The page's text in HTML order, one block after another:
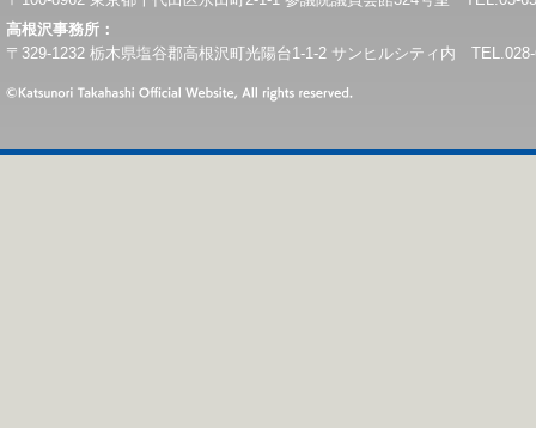
高根沢事務所：
〒329-1232 栃木県塩谷郡高根沢町光陽台1-1-2 サンヒルシティ内